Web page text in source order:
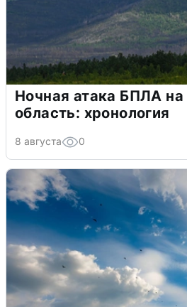
Ночная атака БПЛА
область: хронология
8 августа 0